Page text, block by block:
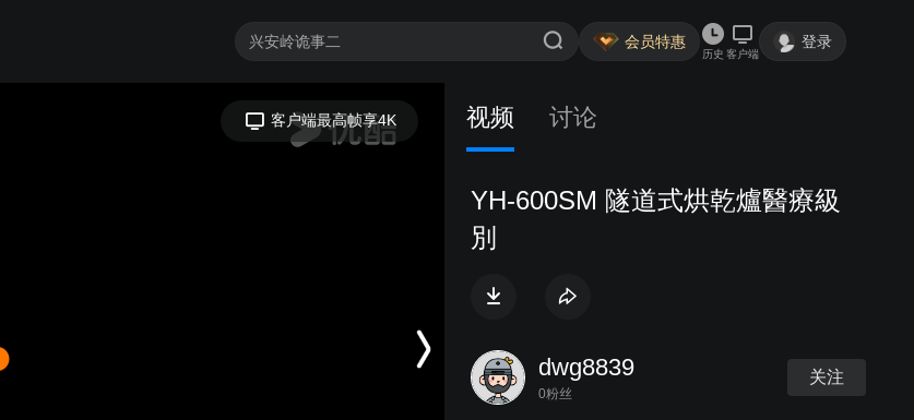
会员特惠
历史 客户端
登录
视频 讨论
YH-600SM 隧道式烘乾爐醫療級
別
dwg8839
0粉丝
关注